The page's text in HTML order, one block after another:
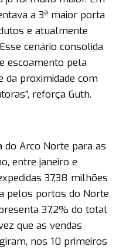
a 3ª maior porta
e atualmente
cenário consolida
escoamento pela
da proximidade com
reforça Guth.
do Arco Norte para as
entre janeiro e
37,38 milhões
pelos portos do Norte
37,2% do total
que as vendas
nos 10 primeiros